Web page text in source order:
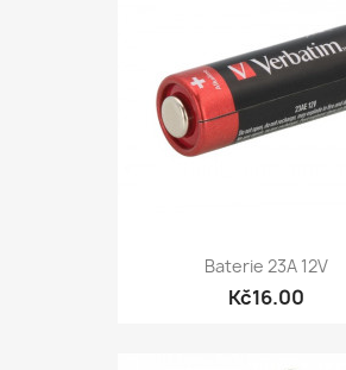
Baterie 23A 12V
Kč16.00